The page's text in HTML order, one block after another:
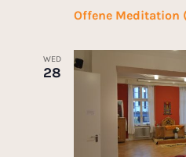
Offene Meditation
WED
28